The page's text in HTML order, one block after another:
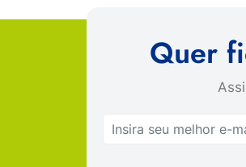
Quer